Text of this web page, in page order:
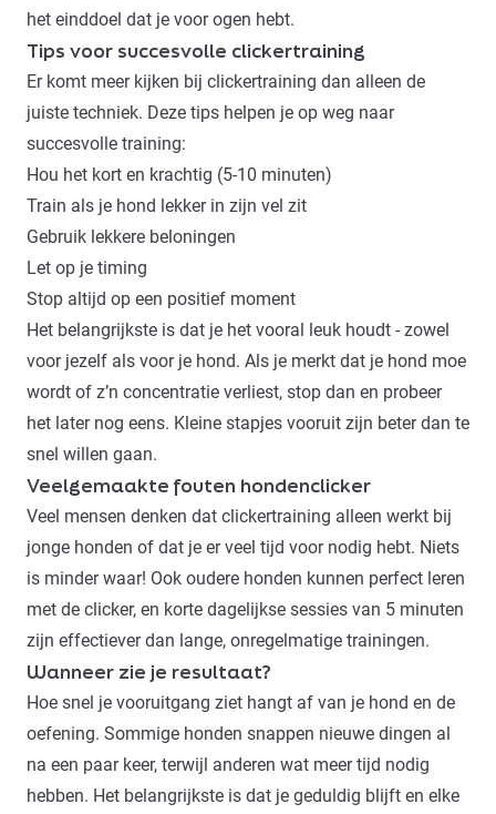
het einddoel dat je voor ogen hebt.
Tips voor succesvolle clickertraining
Er komt meer kijken bij clickertraining dan alleen de
juiste techniek. Deze tips helpen je op weg naar
succesvolle training:
Hou het kort en krachtig (5-10 minuten)
Train als je hond lekker in zijn vel zit
Gebruik lekkere beloningen
Let op je timing
Stop altijd op een positief moment
Het belangrijkste is dat je het vooral leuk houdt - zowel
voor jezelf als voor je hond. Als je merkt dat je hond moe
wordt of z’n concentratie verliest, stop dan en probeer
het later nog eens. Kleine stapjes vooruit zijn beter dan te
snel willen gaan.
Veelgemaakte fouten hondenclicker
Veel mensen denken dat clickertraining alleen werkt bij
jonge honden of dat je er veel tijd voor nodig hebt. Niets
is minder waar! Ook oudere honden kunnen perfect leren
met de clicker, en korte dagelijkse sessies van 5 minuten
zijn effectiever dan lange, onregelmatige trainingen.
Wanneer zie je resultaat?
Hoe snel je vooruitgang ziet hangt af van je hond en de
oefening. Sommige honden snappen nieuwe dingen al
na een paar keer, terwijl anderen wat meer tijd nodig
hebben. Het belangrijkste is dat je geduldig blijft en elke